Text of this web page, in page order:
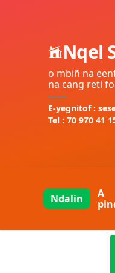
Nqel
o mbiñ na
na cang reti
E-yegnitof :
Tel : 70 970 41
Ndalin
A